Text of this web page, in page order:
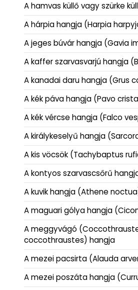
A hamvas küllő vagy szürke
A hárpia hangja (Harpia
A jeges búvár hangja (Gavia
A kaffer szarvasvarjú hangja
A kanadai daru hangja (Grus
A kék páva hangja (Pavo
A kék vércse hangja (Falco
A királykeselyű hangja
A kis vöcsök (Tachybaptus
A kontyos szarvascsőrű
A kuvik hangja (Athene
A maguari gólya hangja
A meggyvágó
coccothraustes) hangja
A mezei pacsirta (Alauda
A mezei poszáta hangja